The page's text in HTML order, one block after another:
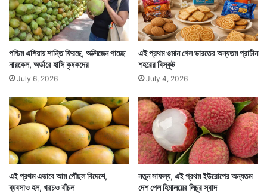
পশ্চিম এশিয়ায় শান্তি ফিরছে, অক্সিজেন পাচ্ছে
নারকেল, অর্ডারে হাসি কৃষকদের
July 6, 2026
এই প্রথম ওমান গেল ভারতের অন্যতম প্রাচীন
শহরের বিস্কুট
July 4, 2026
এই প্রথম এভাবে আম পৌঁছল বিদেশে,
ব্যবসাও হল, খরচও বাঁচল
নতুন সাফল্য, এই প্রথম ইউরোপের অন্যতম
দেশ পেল হিমালয়ের লিচুর স্বাদ